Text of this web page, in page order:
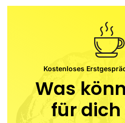
Kostenloses
Was
für dich